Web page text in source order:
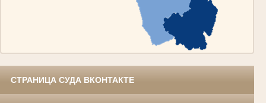
СТРАНИЦА СУДА ВКОНТАКТЕ